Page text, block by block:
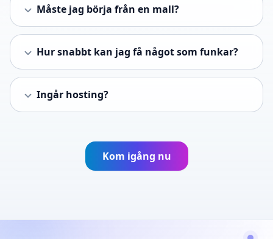
Måste jag börja från en mall?
Hur snabbt kan jag få något som funkar?
Ingår hosting?
Kom igång nu